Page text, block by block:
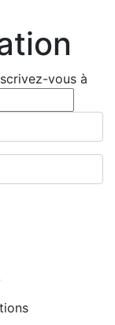
vous à